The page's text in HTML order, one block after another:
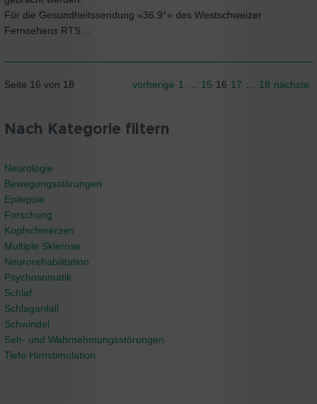
Für die Gesundheitssendung «36.9°» des Westschweizer
Fernsehens RTS…
Seite 16 von 18 vorherige 1 … 15 16 17 … 18 nächste
Nach Kategorie filtern
Neurologie
Bewegungsstörungen
Epilepsie
Forschung
Kopfschmerzen
Multiple Sklerose
Neurorehabilitation
Psychosomatik
Schlaf
Schlaganfall
Schwindel
Seh- und Wahrnehmungsstörungen
Tiefe Hirnstimulation